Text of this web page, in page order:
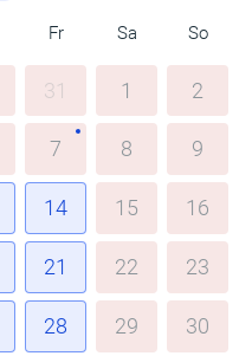
Fr Sa So
31 1 2
7 8 9
14 15 16
21 22 23
28 29 30